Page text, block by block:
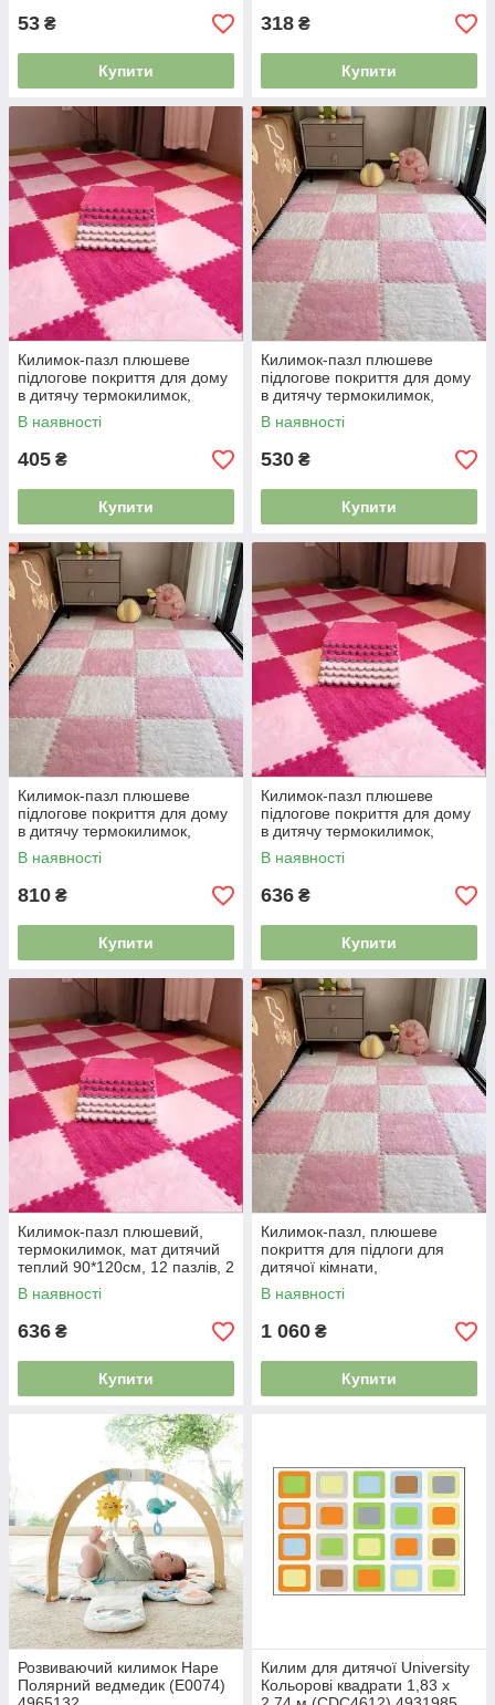
53 ₴
Купити
318 ₴
Купити
Килимок-пазл плюшеве
підлогове покриття для дому
в дитячу термокилимок,
м’який килим, 60×90см, 6 шт
фуксія 4983593
В наявності
405 ₴
Купити
Килимок-пазл плюшеве
підлогове покриття для дому
в дитячу термокилимок,
м’який килим, 60×150см, 10
шт рожевий 5129843
В наявності
530 ₴
Купити
Килимок-пазл плюшеве
підлогове покриття для дому
в дитячу термокилимок,
м’який килим, 90×120см, 12
шт рожевий 5129847
В наявності
810 ₴
Купити
Килимок-пазл плюшеве
підлогове покриття для дому
в дитячу термокилимок,
м’який килим, 90×120см, 12
шт фуксія 4983602
В наявності
636 ₴
Купити
Килимок-пазл плюшевий,
термокилимок, мат дитячий
теплий 90*120см, 12 пазлів, 2
кольори рожевий/фуксія
4983613
В наявності
636 ₴
Купити
Килимок-пазл, плюшеве
покриття для підлоги для
дитячої кімнати,
термокилимок, м'який килим,
120×150 см, 20 шт., рожевий
В наявності
1 060 ₴
Купити
Розвиваючий килимок Hape
Полярний ведмедик (E0074)
Килим для дитячої University
Кольорові квадрати 1,83 x